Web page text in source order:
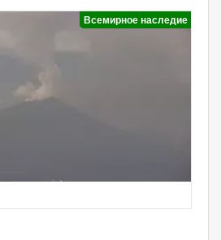
Всемирное наследие